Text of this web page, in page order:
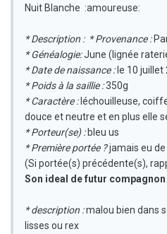
Nuit Blanche :amoureuse:
* Description : * Provenance :
* Généalogie:June (lignée
* Date de naissance :le 10 juillet
* Poids à la saillie :350g
* Caractère :léchouilleuse,
douce et neutre et en plus elle
* Porteur(se) :bleu us
* Première portée ?jamais eu
(Si portée(s) précédente(s),
Son ideal de futur compagnon
* description :malou bien dans
lisses ou rex